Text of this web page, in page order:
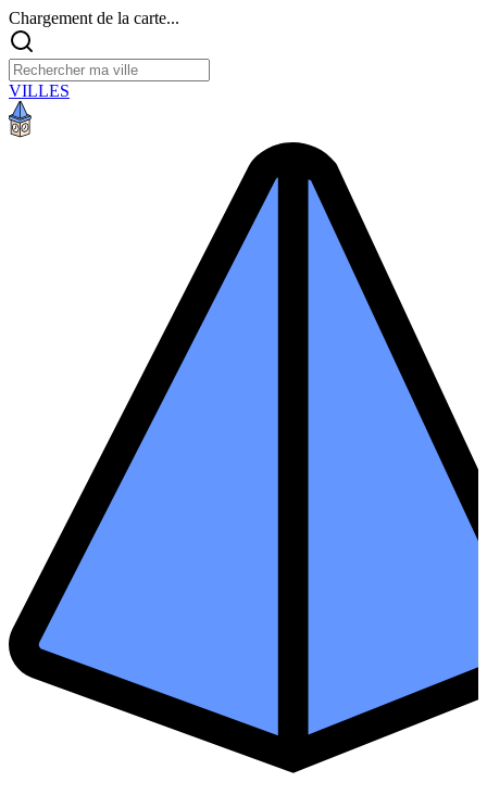
Chargement de la carte...
VILLES